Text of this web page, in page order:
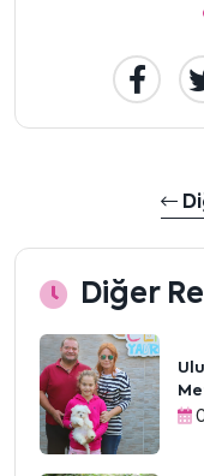
Diğer